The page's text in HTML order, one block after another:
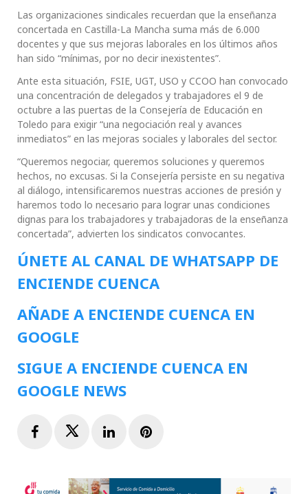
Las organizaciones sindicales recuerdan que la enseñanza
concertada en Castilla-La Mancha suma más de 6.000
docentes y que sus mejoras laborales en los últimos años
han sido “mínimas, por no decir inexistentes”.
Ante esta situación, FSIE, UGT, USO y CCOO han convocado
una concentración de delegados y trabajadores el 9 de
octubre a las puertas de la Consejería de Educación en
Toledo para exigir “una negociación real y avances
inmediatos” en las mejoras sociales y laborales del sector.
“Queremos negociar, queremos soluciones y queremos
hechos, no excusas. Si la Consejería persiste en su negativa
al diálogo, intensificaremos nuestras acciones de presión y
haremos todo lo necesario para lograr unas condiciones
dignas para los trabajadores y trabajadoras de la enseñanza
concertada”, advierten los sindicatos convocantes.
ÚNETE AL CANAL DE WHATSAPP DE
ENCIENDE CUENCA
AÑADE A ENCIENDE CUENCA EN
GOOGLE
SIGUE A ENCIENDE CUENCA EN
GOOGLE NEWS
FacebookTwitterLinkedInPinterest